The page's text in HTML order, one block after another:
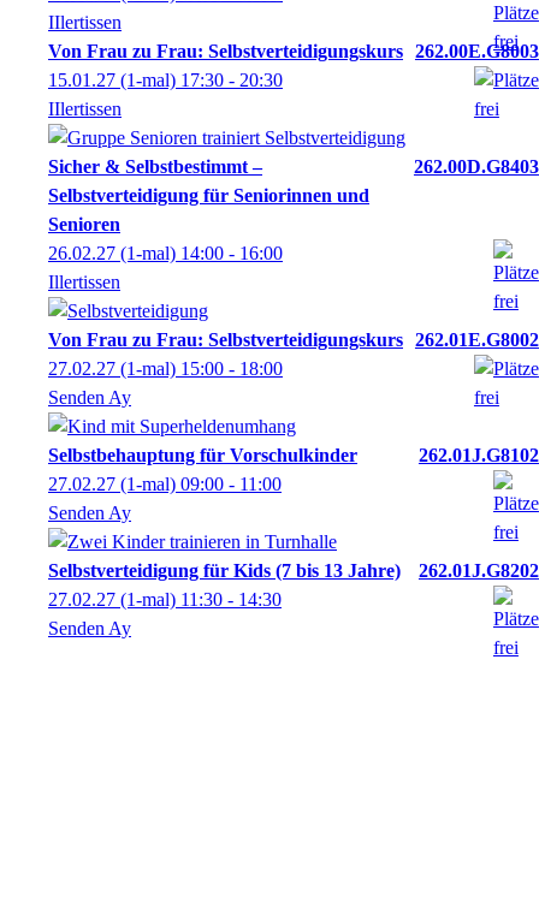
IIlertissen
Von Frau zu Frau: Selbstverteidigungskurs 262.00E.G8003
15.01.27 (1-mal) 17:30 - 20:30
IIlertissen
Sicher & Selbstbestimmt –
Selbstverteidigung für Seniorinnen und
Senioren
262.00D.G8403
26.02.27 (1-mal) 14:00 - 16:00
Illertissen
Von Frau zu Frau: Selbstverteidigungskurs 262.01E.G8002
27.02.27 (1-mal) 15:00 - 18:00
Senden Ay
Selbstbehauptung für Vorschulkinder
262.01J.G8102
27.02.27 (1-mal) 09:00 - 11:00
Senden Ay
Selbstverteidigung für Kids (7 bis 13 Jahre)
262.01J.G8202
27.02.27 (1-mal) 11:30 - 14:30
Senden Ay